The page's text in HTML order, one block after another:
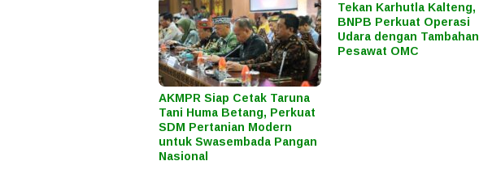
AKMPR Siap Cetak Taruna
Tani Huma Betang, Perkuat
SDM Pertanian Modern
untuk Swasembada Pangan
Nasional
Tekan Karhutla Kalteng,
BNPB Perkuat Operasi
Udara dengan Tambahan
Pesawat OMC